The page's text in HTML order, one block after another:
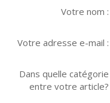
Votre nom :
Votre adresse e-mail :
Dans quelle catégorie
entre votre article?